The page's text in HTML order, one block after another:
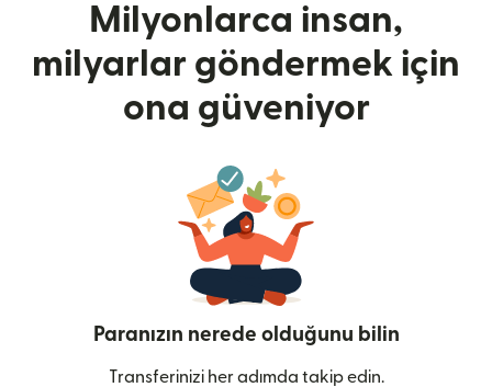
Milyonlarca insan,
milyarlar göndermek için
ona güveniyor
Paranızın nerede olduğunu bilin
Transferinizi her adımda takip edin.